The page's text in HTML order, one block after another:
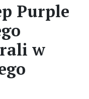
Purple
w